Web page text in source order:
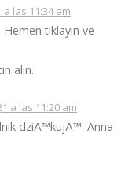
las 11:34 am
tıklayın ve
alın.
a las 11:20 am
dziÄ™kujÄ™. Anna